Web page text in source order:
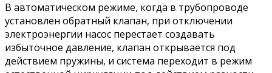
В автоматическом режиме, когда в трубопроводе
установлен обратный клапан, при отключении
электроэнергии насос перестает создавать
избыточное давление, клапан открывается под
действием пружины, и система переходит в режим